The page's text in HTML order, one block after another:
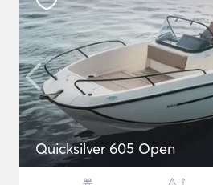
Quicksilver 605 Open